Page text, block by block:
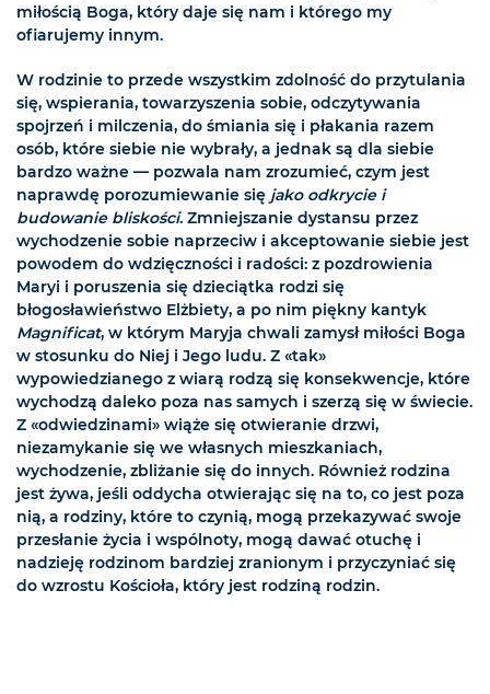
miłością Boga, który daje się nam i którego my
ofiarujemy innym.
W rodzinie to przede wszystkim zdolność do przytulania
się, wspierania, towarzyszenia sobie, odczytywania
spojrzeń i milczenia, do śmiania się i płakania razem
osób, które siebie nie wybrały, a jednak są dla siebie
bardzo ważne — pozwala nam zrozumieć, czym jest
naprawdę porozumiewanie się jako odkrycie i
budowanie bliskości. Zmniejszanie dystansu przez
wychodzenie sobie naprzeciw i akceptowanie siebie jest
powodem do wdzięczności i radości: z pozdrowienia
Maryi i poruszenia się dzieciątka rodzi się
błogosławieństwo Elżbiety, a po nim piękny kantyk
Magnificat, w którym Maryja chwali zamysł miłości Boga
w stosunku do Niej i Jego ludu. Z «tak»
wypowiedzianego z wiarą rodzą się konsekwencje, które
wychodzą daleko poza nas samych i szerzą się w świecie.
Z «odwiedzinami» wiąże się otwieranie drzwi,
niezamykanie się we własnych mieszkaniach,
wychodzenie, zbliżanie się do innych. Również rodzina
jest żywa, jeśli oddycha otwierając się na to, co jest poza
nią, a rodziny, które to czynią, mogą przekazywać swoje
przesłanie życia i wspólnoty, mogą dawać otuchę i
nadzieję rodzinom bardziej zranionym i przyczyniać się
do wzrostu Kościoła, który jest rodziną rodzin.